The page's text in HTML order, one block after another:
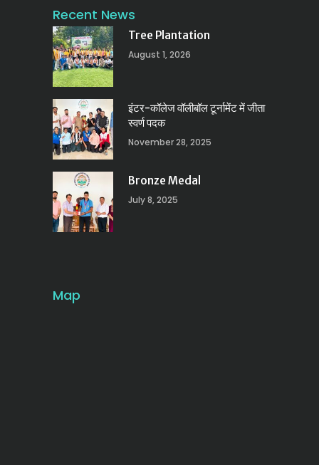
Recent News
Tree Plantation
August 1, 2026
इंटर-कॉलेज वॉलीबॉल टूर्नामेंट में जीता
स्वर्ण पदक
November 28, 2025
Bronze Medal
July 8, 2025
Map